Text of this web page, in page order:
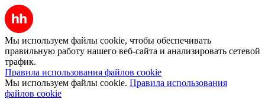
Мы используем файлы cookie, чтобы обеспечивать
правильную работу нашего веб-сайта и анализировать сетевой
трафик.
Правила использования файлов cookie
Мы используем файлы cookie. Правила использования
файлов cookie